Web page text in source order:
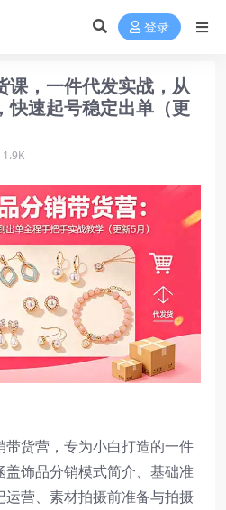
登录
课，一件代发实战，从
快速起号稳定出单（更
1.9K
货营，专为小白打造的一件
饰品分销模式简介、基础准
营、素材拍摄前准备与拍摄